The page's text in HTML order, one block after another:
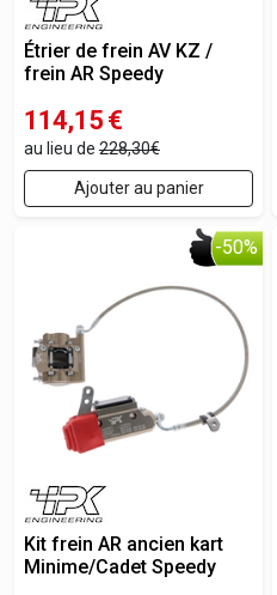
Étrier de frein AV KZ /
frein AR Speedy
114,15 €
au lieu de 228,30€
Ajouter au panier
-50%
Kit frein AR ancien kart
Minime/Cadet Speedy